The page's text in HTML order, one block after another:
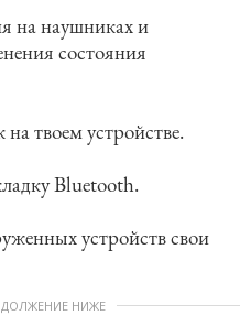
на наушниках и
состояния
твоем устройстве.
Bluetooth.
устройств свои
НИЖЕ